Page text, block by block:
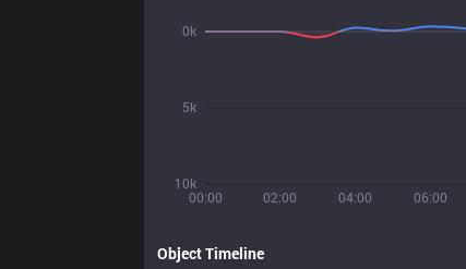
00:00 02:00 04:00 06:00
10k
5k
0k
Object Timeline